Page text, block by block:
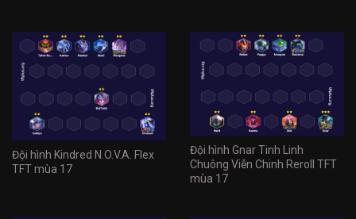
Đội hình Kindred N.O.V.A. Flex
TFT mùa 17
Đội hình Gnar Tinh Linh
Chuông Viễn Chinh Reroll TFT
mùa 17